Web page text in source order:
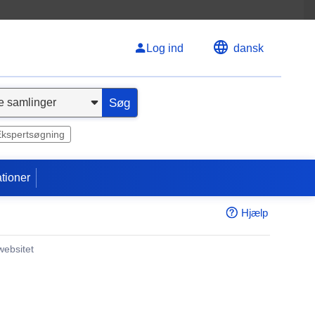
Log ind dansk
Søg
Hjælp